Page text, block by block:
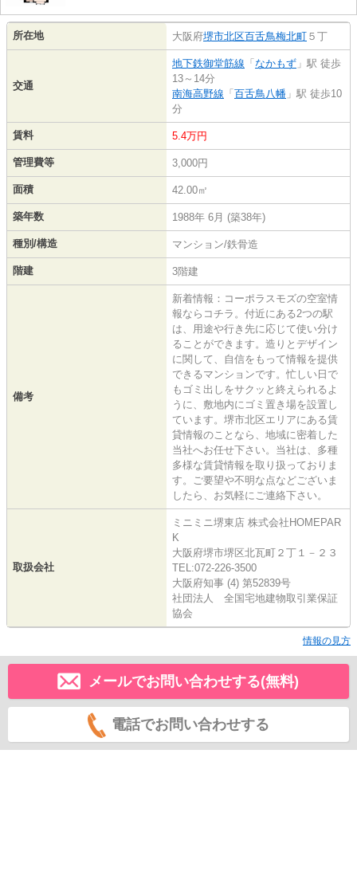
所在地 大阪府堺市北区百舌鳥梅北町 ５丁
交通
地下鉄御堂筋線 「 なかもず 」駅 徒歩
13～14分
南海高野線 「 百舌鳥八幡 」駅 徒歩10
分
賃料 5.4万円
管理費等 3,000円
面積 42.00㎡
築年数 1988年 6月 (築38年)
種別/構造 マンション/鉄骨造
階建 3階建
備考
新着情報：コーポラスモズの空室情
報ならコチラ。付近にある2つの駅
は、用途や行き先に応じて使い分け
ることができます。造りとデザイン
に関して、自信をもって情報を提供
できるマンションです。忙しい日で
もゴミ出しをサクッと終えられるよ
うに、敷地内にゴミ置き場を設置し
ています。堺市北区エリアにある賃
貸情報のことなら、地域に密着した
当社へお任せ下さい。当社は、多種
多様な賃貸情報を取り扱っておりま
す。ご要望や不明な点などございま
したら、お気軽にご連絡下さい。
取扱会社
ミニミニ堺東店 株式会社HOMEPAR
K
大阪府堺市堺区北瓦町２丁１－２３
TEL:072-226-3500
大阪府知事 (4) 第52839号
社団法人 全国宅地建物取引業保証
協会
情報の見方
メールでお問い合わせする(無料)
電話でお問い合わせする